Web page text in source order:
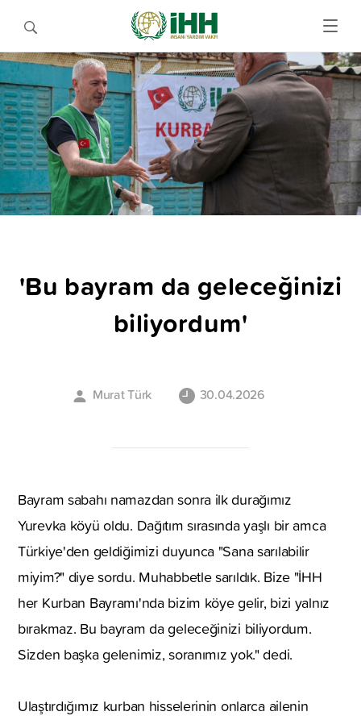
'Bu bayram da geleceğinizi
biliyordum'
Murat Türk 30.04.2026
Bayram sabahı namazdan sonra ilk durağımız
Yurevka köyü oldu. Dağıtım sırasında yaşlı bir amca
Türkiye'den geldiğimizi duyunca "Sana sarılabilir
miyim?" diye sordu. Muhabbetle sarıldık. Bize "İHH
her Kurban Bayramı'nda bizim köye gelir, bizi yalnız
bırakmaz. Bu bayram da geleceğinizi biliyordum.
Sizden başka gelenimiz, soranımız yok." dedi.
Ulaştırdığımız kurban hisselerinin onlarca ailenin